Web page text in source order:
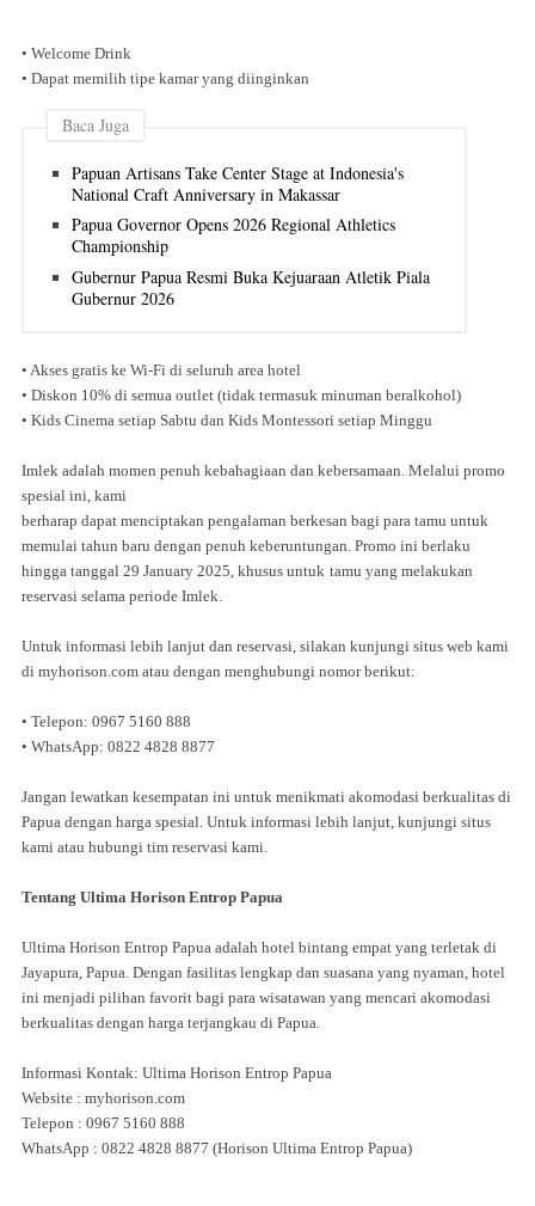
• Welcome Drink
• Dapat memilih tipe kamar yang diinginkan
Baca Juga
Papuan Artisans Take Center Stage at Indonesia's
National Craft Anniversary in Makassar
Papua Governor Opens 2026 Regional Athletics
Championship
Gubernur Papua Resmi Buka Kejuaraan Atletik Piala
Gubernur 2026
• Akses gratis ke Wi-Fi di seluruh area hotel
• Diskon 10% di semua outlet (tidak termasuk minuman beralkohol)
• Kids Cinema setiap Sabtu dan Kids Montessori setiap Minggu
Imlek adalah momen penuh kebahagiaan dan kebersamaan. Melalui promo
spesial ini, kami
berharap dapat menciptakan pengalaman berkesan bagi para tamu untuk
memulai tahun baru dengan penuh keberuntungan. Promo ini berlaku
hingga tanggal 29 January 2025, khusus untuk tamu yang melakukan
reservasi selama periode Imlek.
Untuk informasi lebih lanjut dan reservasi, silakan kunjungi situs web kami
di myhorison.com atau dengan menghubungi nomor berikut:
• Telepon: 0967 5160 888
• WhatsApp: 0822 4828 8877
Jangan lewatkan kesempatan ini untuk menikmati akomodasi berkualitas di
Papua dengan harga spesial. Untuk informasi lebih lanjut, kunjungi situs
kami atau hubungi tim reservasi kami.
Tentang Ultima Horison Entrop Papua
Ultima Horison Entrop Papua adalah hotel bintang empat yang terletak di
Jayapura, Papua. Dengan fasilitas lengkap dan suasana yang nyaman, hotel
ini menjadi pilihan favorit bagi para wisatawan yang mencari akomodasi
berkualitas dengan harga terjangkau di Papua.
Informasi Kontak: Ultima Horison Entrop Papua
Website : myhorison.com
Telepon : 0967 5160 888
WhatsApp : 0822 4828 8877 (Horison Ultima Entrop Papua)